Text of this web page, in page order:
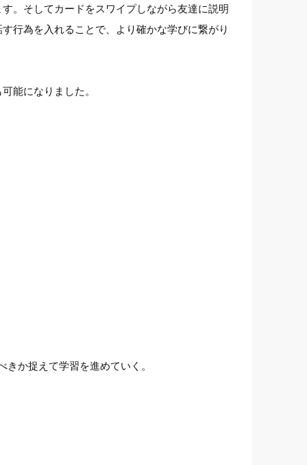
。そしてカードをスワイプしながら友達に説明
行為を入れることで、より確かな学びに繋がり
能になりました。
か捉えて学習を進めていく。